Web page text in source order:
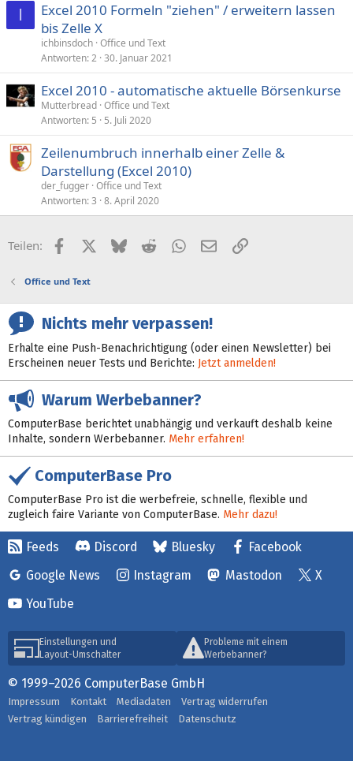
I
Excel 2010 Formeln "ziehen" / erweitern lassen
bis Zelle X
ichbinsdoch Office und Text
Antworten 2 30. Januar 2021
Excel 2010 - automatische aktuelle Börsenkurse
Mutterbread Office und Text
Antworten 5 5. Juli 2020
Zeilenumbruch innerhalb einer Zelle &
Darstellung (Excel 2010)
der_fugger Office und Text
Antworten 3 8. April 2020
Teilen: FacebookX (Twitter)
BlueskyRedditWhatsApp
E-MailLink
Office und Text
Nichts mehr verpassen!
Erhalte eine Push-Benachrichtigung (oder einen Newsletter) bei
Erscheinen neuer Tests und Berichte: Jetzt anmelden!
Warum Werbebanner?
ComputerBase berichtet unabhängig und verkauft deshalb keine
Inhalte, sondern Werbebanner. Mehr erfahren!
ComputerBase Pro
ComputerBase Pro ist die werbefreie, schnelle, flexible und
zugleich faire Variante von ComputerBase. Mehr dazu!
Feeds Discord Bluesky
Facebook
Google News
Instagram Mastodon
X
YouTube
Einstellungen und
Layout-Umschalter
Probleme mit einem
Werbebanner?
© 1999–2026 ComputerBase GmbH
Impressum Kontakt Mediadaten
Vertrag widerrufen
Vertrag kündigen
Barrierefreiheit Datenschutz